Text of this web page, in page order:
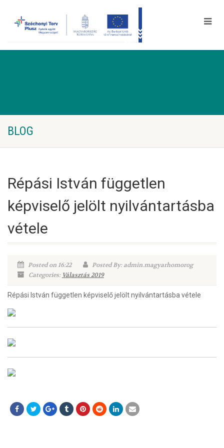
BLOG
Répási István független
képviselő jelölt nyilvántartásba
vétele
Posted on 16:22
Posted By: admin.magyarhomorog
Categories: Választás 2019
Répási István független képviselő jelölt nyilvántartásba vétele